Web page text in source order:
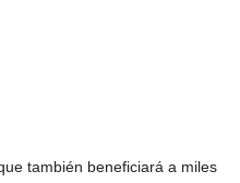
también beneficiará a miles